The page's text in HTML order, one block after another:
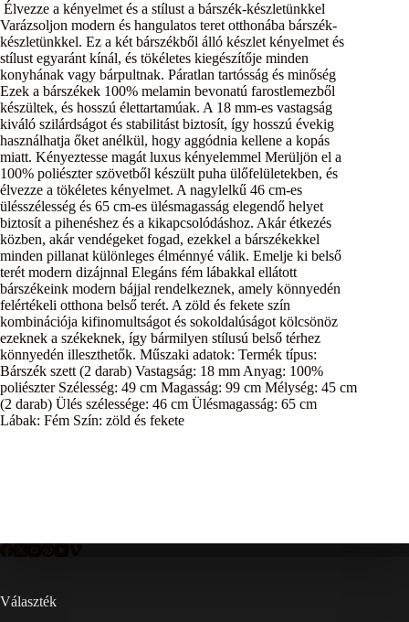
Élvezze a kényelmet és a stílust a bárszék-készletünkkel
Varázsoljon modern és hangulatos teret otthonába bárszék-
készletünkkel. Ez a két bárszékből álló készlet kényelmet és
stílust egyaránt kínál, és tökéletes kiegészítője minden
konyhának vagy bárpultnak. Páratlan tartósság és minőség
Ezek a bárszékek 100% melamin bevonatú farostlemezből
készültek, és hosszú élettartamúak. A 18 mm-es vastagság
kiváló szilárdságot és stabilitást biztosít, így hosszú évekig
használhatja őket anélkül, hogy aggódnia kellene a kopás
miatt. Kényeztesse magát luxus kényelemmel Merüljön el a
100% poliészter szövetből készült puha ülőfelületekben, és
élvezze a tökéletes kényelmet. A nagylelkű 46 cm-es
ülésszélesség és 65 cm-es ülésmagasság elegendő helyet
biztosít a pihenéshez és a kikapcsolódáshoz. Akár étkezés
közben, akár vendégeket fogad, ezekkel a bárszékekkel
minden pillanat különleges élménnyé válik. Emelje ki belső
terét modern dizájnnal Elegáns fém lábakkal ellátott
bárszékeink modern bájjal rendelkeznek, amely könnyedén
felértékeli otthona belső terét. A zöld és fekete szín
kombinációja kifinomultságot és sokoldalúságot kölcsönöz
ezeknek a székeknek, így bármilyen stílusú belső térhez
könnyedén illeszthetők. Műszaki adatok: Termék típus:
Bárszék szett (2 darab) Vastagság: 18 mm Anyag: 100%
poliészter Szélesség: 49 cm Magasság: 99 cm Mélység: 45 cm
(2 darab) Ülés szélessége: 46 cm Ülésmagasság: 65 cm
Lábak: Fém Szín: zöld és fekete
Választék